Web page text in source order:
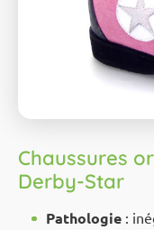
Chaussures
Derby-Star
Pathologie :